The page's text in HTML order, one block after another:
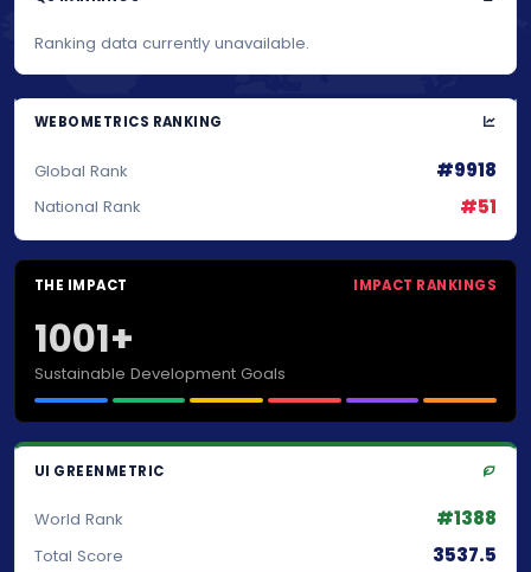
Ranking data currently unavailable.
WEBOMETRICS RANKING
Global Rank #9918
National Rank #51
THE IMPACT IMPACT RANKINGS
1001+
Sustainable Development Goals
UI GREENMETRIC
World Rank #1388
Total Score 3537.5